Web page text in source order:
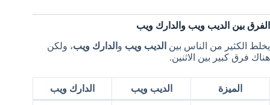
الفرق بين الديب ويب والدارك ويب
يخلط الكثير من الناس بين الديب ويب و الدارك ويب، ولكن
هناك فرق كبير بين الاثنين.
الميزة الديب ويب الدارك ويب